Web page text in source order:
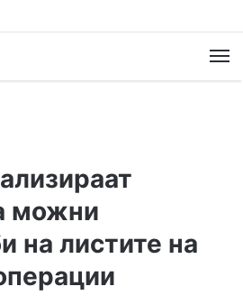
можни
на листите на